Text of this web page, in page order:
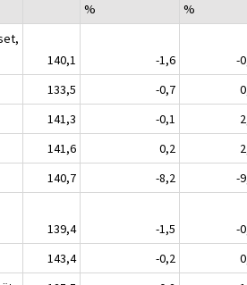
%
%
140,1 -1,6
-
133,5 -0,7
141,3 -0,1
141,6 0,2
140,7 -8,2
-
139,4 -1,5
-
143,4 -0,2